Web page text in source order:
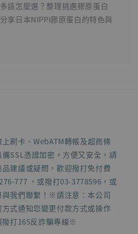
該怎麼選？整理挑選膠原蛋白
享日本NIPPI膠原蛋白的特色與
刷卡、WebATM轉帳及超商條
SSL憑證加密，方便又安全，請
建議或疑問，歡迎撥打免付費
777 ，或撥打03-3778596，或
與我們聯繫！※請注意：本公司
式通知您變更付款方式或操作
撥打165反詐騙專線※